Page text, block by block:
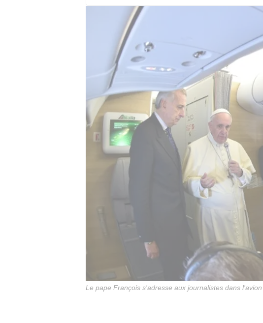
Le pape François s'adresse aux journalistes dans